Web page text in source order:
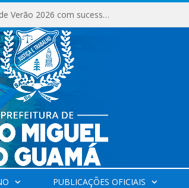
São Miguel do Guamá encerra os Jogos de Verão 2026 com sucesso de público e competições.
PUBLICAÇÕES OFICIAIS